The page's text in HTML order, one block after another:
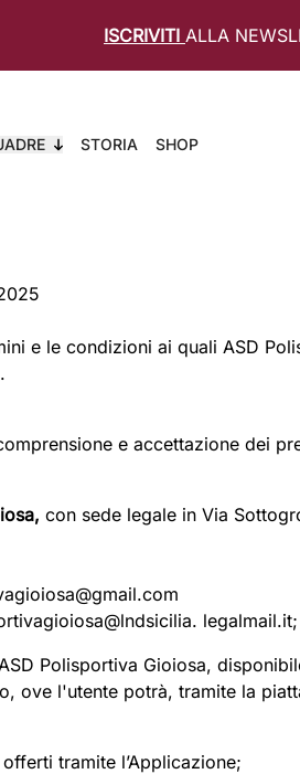
ISCRIVITI ALLA
STORIA SHOP
e le condizioni ai quali ASD
.
e accettazione dei
con sede legale in Via
legalmail.it;
Polisportiva Gioiosa,
ove l'utente potrà, tramite la
tramite l’Applicazione;